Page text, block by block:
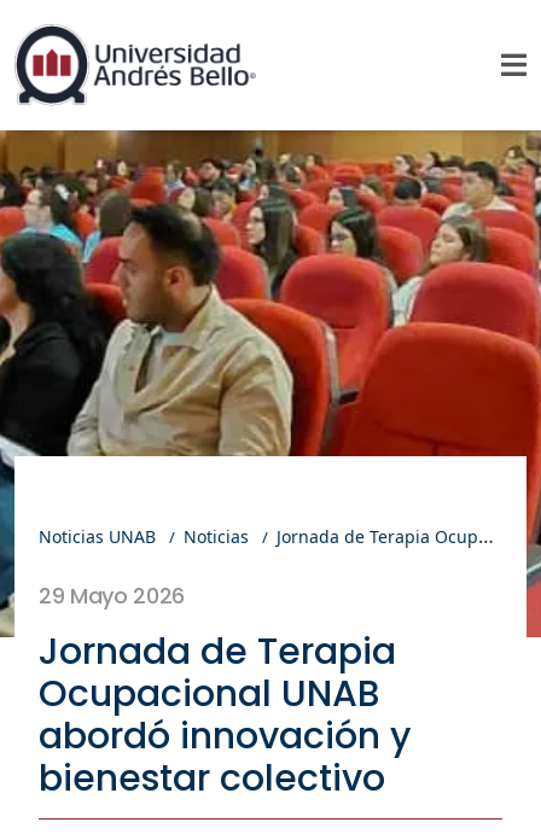
Noticias UNAB Noticias Jornada de Terapia Ocupacional UNAB abordó innovación y bienestar colectivo
29 Mayo 2026
Jornada de Terapia
Ocupacional UNAB
abordó innovación y
bienestar colectivo